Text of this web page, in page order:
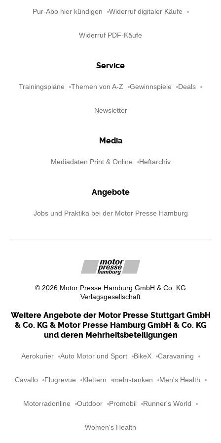
Pur-Abo hier kündigen Widerruf digitaler Käufe
Widerruf PDF-Käufe
Service
Trainingspläne Themen von A-Z Gewinnspiele Deals
Newsletter
Media
Mediadaten Print & Online Heftarchiv
Angebote
Jobs und Praktika bei der Motor Presse Hamburg
© 2026 Motor Presse Hamburg GmbH & Co. KG
Verlagsgesellschaft
Weitere Angebote der Motor Presse Stuttgart GmbH
& Co. KG & Motor Presse Hamburg GmbH & Co. KG
und deren Mehrheitsbeteiligungen
Aerokurier Auto Motor und Sport BikeX Caravaning
Cavallo Flugrevue Klettern mehr-tanken Men's Health
Motorradonline Outdoor Promobil Runner's World
Women's Health